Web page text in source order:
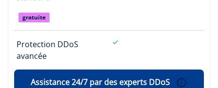
gratuite
Protection DDoS
avancée
Assistance 24/7 par des experts DDoS